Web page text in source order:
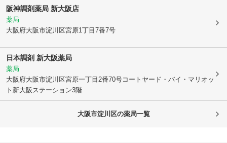
阪神調剤薬局 新大阪店
薬局
大阪府大阪市淀川区宮原1丁目7番7号
日本調剤 新大阪薬局
薬局
大阪府大阪市淀川区宮原一丁目2番70号コートヤード・バイ・マリオッ
ト新大阪ステーション3階
大阪市淀川区の薬局一覧